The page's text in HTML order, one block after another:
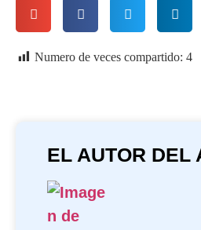
Numero de veces compartido: 4
EL AUTOR DEL